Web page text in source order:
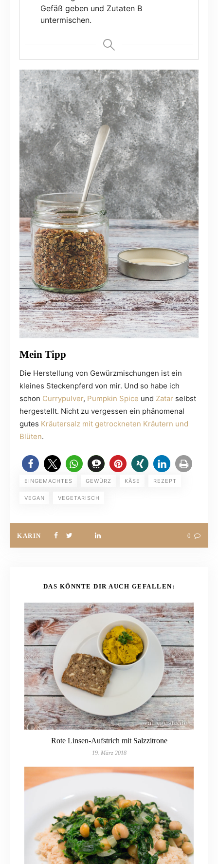
Gefäß geben und Zutaten B
untermischen.
Mein Tipp
Die Herstellung von Gewürzmischungen ist ein
kleines Steckenpferd von mir. Und so habe ich
schon Currypulver, Pumpkin Spice und Zatar selbst
hergestellt. Nicht zu vergessen ein phänomenal
gutes Kräutersalz mit getrockneten Kräutern und
Blüten.
EINGEMACHTES GEWÜRZ KÄSE REZEPT
VEGAN VEGETARISCH
KARIN 0
DAS KÖNNTE DIR AUCH GEFALLEN:
Rote Linsen-Aufstrich mit Salzzitrone
19. März 2018